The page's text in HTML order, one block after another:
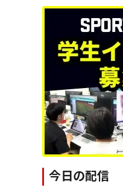
今日の配信